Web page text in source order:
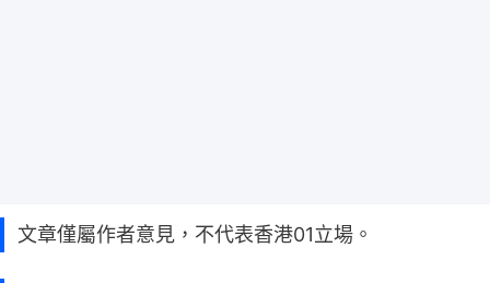
文章僅屬作者意見，不代表香港01立場。